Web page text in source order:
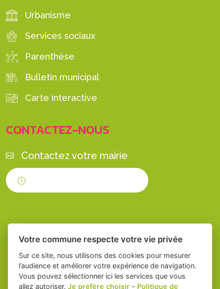
Urbanisme
Services sociaux
Parenthèse
Bulletin municipal
Carte interactive
CONTACTEZ-NOUS
Contactez votre mairie
Place du village la solution web et appli -
Votre commune respecte votre vie privée
Sur ce site, nous utilisons des cookies pour mesurer
l’audience et améliorer votre expérience de navigation.
Vous pouvez sélectionner ici les services que vous
allez autoriser.Je préfère choisir - Politique de